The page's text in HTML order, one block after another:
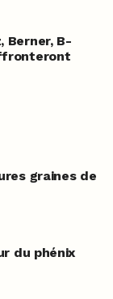
Berner, B-
graines de
du phénix